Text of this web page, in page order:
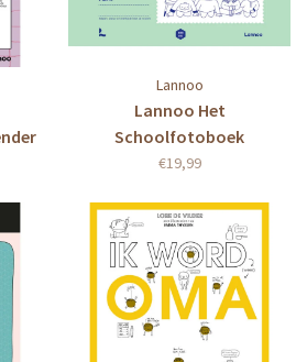
Lannoo
Lannoo Het
Schoolfotoboek
€19,99